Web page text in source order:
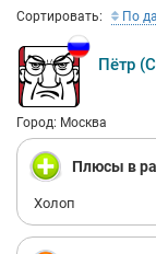
Международная
образовательный
«Музыка-Москва»,
Extreme World Expo
В сентябре 2010
«Сокольники»
настоящий момент
музей
Сортировать: По
Пётр
Город: Москва
Плюсы в
Холоп